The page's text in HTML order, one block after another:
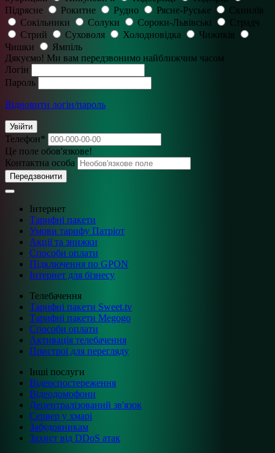
Підрясне
Рокитне Рудно Рясне-Руське
Скнилів
Сокільники
Солуки Сороки-Львівські
Страдч
Стрий
Суховоля Холодновідка
Чижиків
Чишки
Ямпіль
Дякуємо! Ми вам передзвонимо найближчим часом
Логін
Пароль
Відновити логін/пароль
Увійти
Телефон*
Це поле обов'язкове!
Контактна особа
Передзвонити
Інтернет
Тарифні пакети
Умови тарифу Патріот
Акції та знижки
Способи оплати
Підключення по GPON
Інтернет для бізнесу
Телебачення
Тарифні пакети Sweet.tv
Тарифні пакети Megogo
Способи оплати
Активація телебачення
Пристрої для перегляду
Інші послуги
Відеоспостереження
Відеодомофони
Децентралізований зв'язок
Сервер у хмарі
Забудовникам
Захист від DDoS атак